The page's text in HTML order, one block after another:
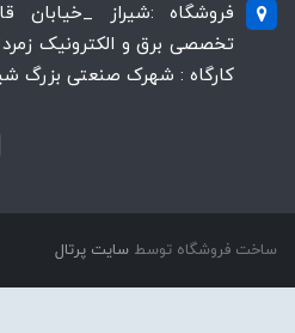
فروشگاه :شیراز _خیابان
کارگاه : شهرک صنعتی بزرگ
ساخت فروشگاه توسط سایت پرتال